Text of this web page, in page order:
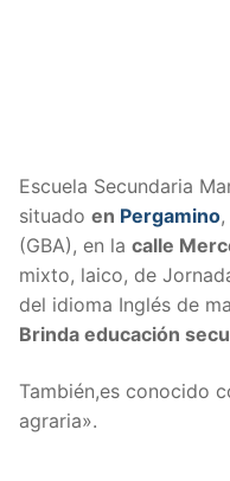
Escuela Secundaria
situado en Pergamino
(GBA), en la calle
mixto, laico, de
del idioma Inglés de
Brinda educación
También,es conocido
agraria».